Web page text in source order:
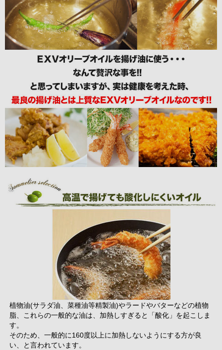
植物油(サラダ油、菜種油等精製油)やラードやバターなどの植物
脂、これらの一般的な油は、加熱しすぎると「酸化」を起こしま
す。
そのため、一般的に160度以上に加熱しないようにする方が良
い、と言われています。